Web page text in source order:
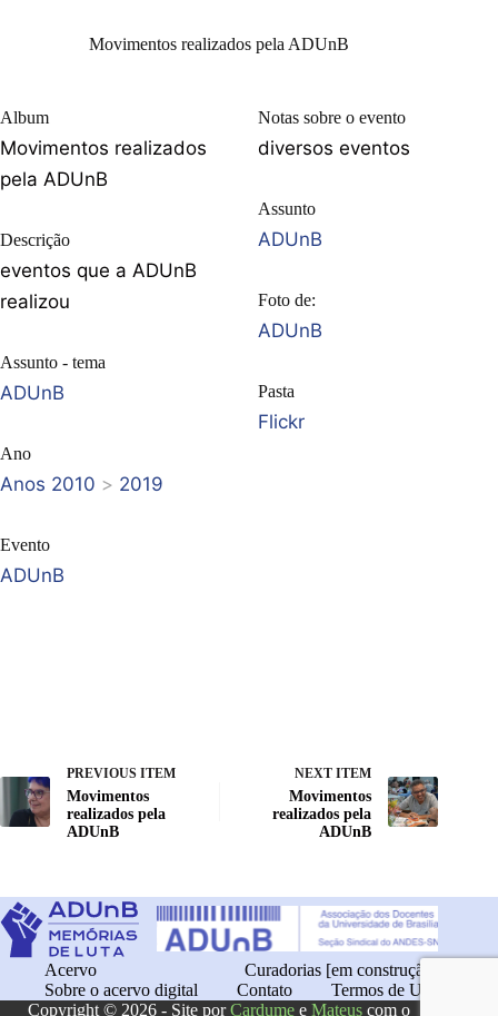
Movimentos realizados pela ADUnB
Album
Movimentos realizados
pela ADUnB
Descrição
eventos que a ADUnB
realizou
Assunto - tema
ADUnB
Ano
Anos 2010 > 2019
Evento
ADUnB
Notas sobre o evento
diversos eventos
Assunto
ADUnB
Foto de:
ADUnB
Pasta
Flickr
PREVIOUS ITEM
Movimentos
realizados pela
ADUnB
NEXT ITEM
Movimentos
realizados pela
ADUnB
Acervo
Curadorias [em construção]
Sobre o acervo digital
Contato
Termos de Uso
Copyright © 2026 - Site porCardume eMateus com o